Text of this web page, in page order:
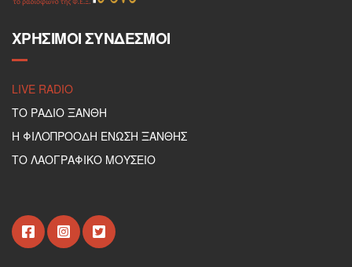
ΧΡΉΣΙΜΟΙ ΣΎΝΔΕΣΜΟΙ
LIVE RADIO
ΤΟ ΡΑΔΙΟ ΞΑΝΘΗ
Η ΦΙΛΟΠΡΟΟΔΗ ΕΝΩΣΗ ΞΑΝΘΗΣ
ΤΟ ΛΑΟΓΡΑΦΙΚΟ ΜΟΥΣΕΙΟ